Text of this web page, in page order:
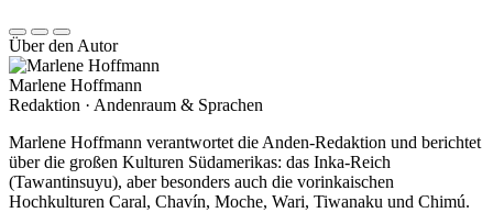
Über den Autor
Marlene Hoffmann
Redaktion · Andenraum & Sprachen
Marlene Hoffmann verantwortet die Anden-Redaktion und berichtet
über die großen Kulturen Südamerikas: das Inka-Reich
(Tawantinsuyu), aber besonders auch die vorinkaischen
Hochkulturen Caral, Chavín, Moche, Wari, Tiwanaku und Chimú.